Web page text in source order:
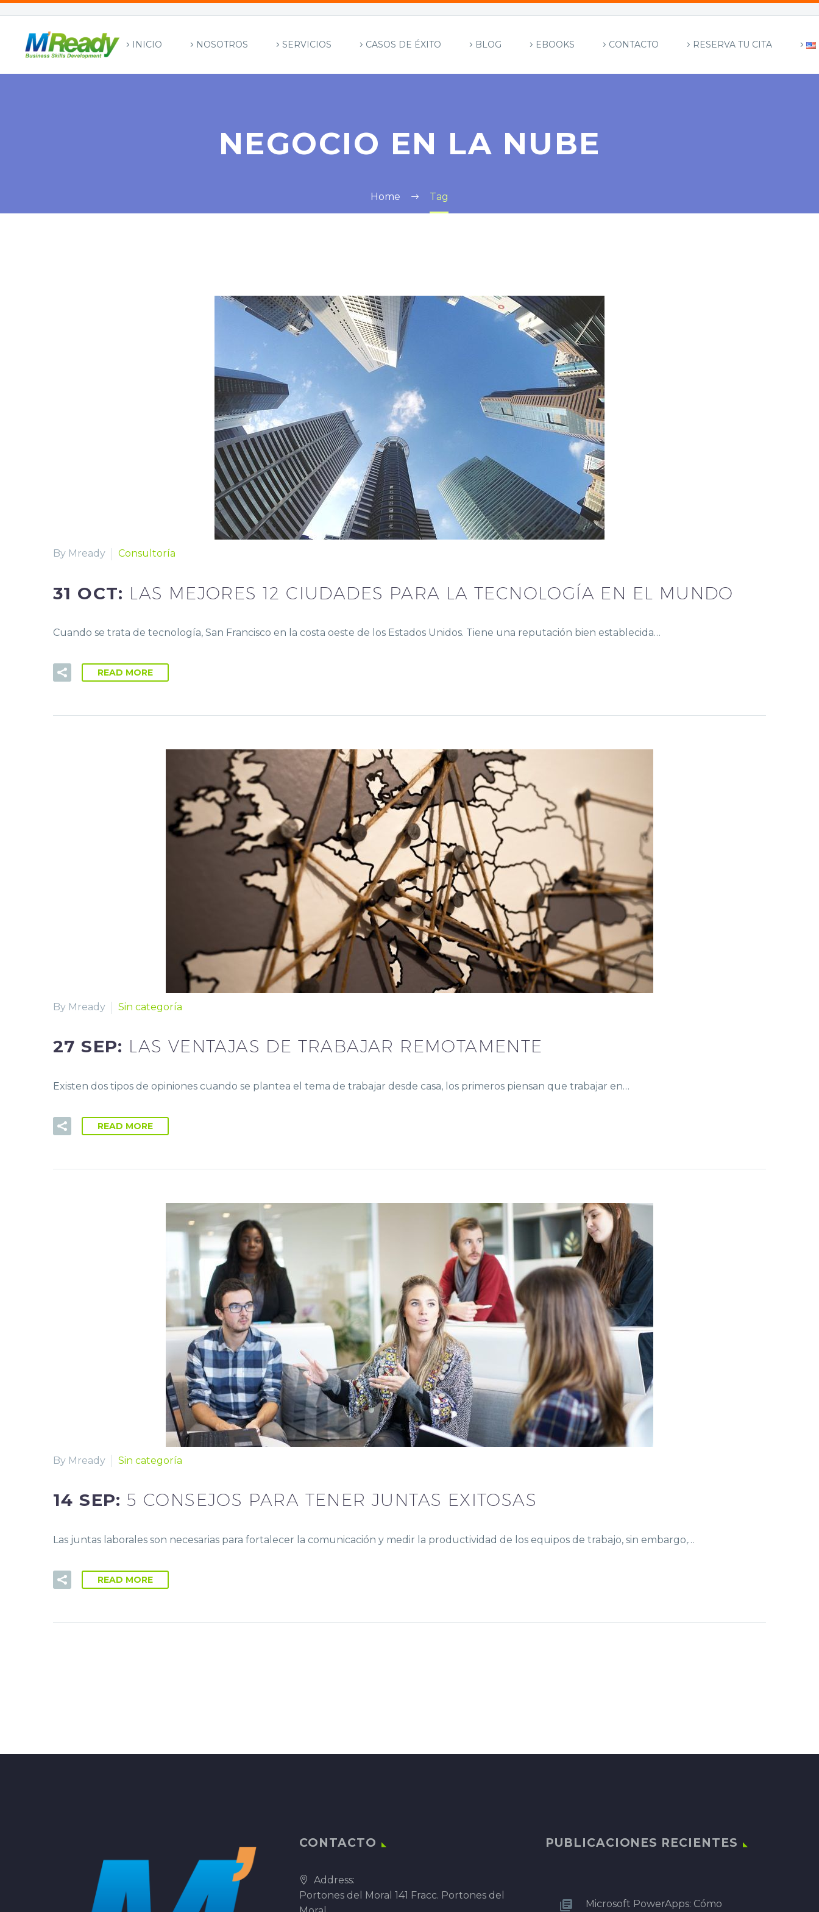
INICIO NOSOTROS SERVICIOS CASOS DE ÉXITO BLOG EBOOKS CONTACTO RESERVA TU CITA
NEGOCIO EN LA NUBE
Home Tag
By Mready Consultoría
31 OCT: LAS MEJORES 12 CIUDADES PARA LA TECNOLOGÍA EN EL MUNDO
Cuando se trata de tecnología, San Francisco en la costa oeste de los Estados Unidos. Tiene una reputación bien establecida…
READ MORE
By Mready Sin categoría
27 SEP: LAS VENTAJAS DE TRABAJAR REMOTAMENTE
Existen dos tipos de opiniones cuando se plantea el tema de trabajar desde casa, los primeros piensan que trabajar en…
READ MORE
By Mready Sin categoría
14 SEP: 5 CONSEJOS PARA TENER JUNTAS EXITOSAS
Las juntas laborales son necesarias para fortalecer la comunicación y medir la productividad de los equipos de trabajo, sin embargo,…
READ MORE
CONTACTO
Address:
Portones del Moral 141 Fracc. Portones del
PUBLICACIONES RECIENTES
Microsoft PowerApps: Cómo